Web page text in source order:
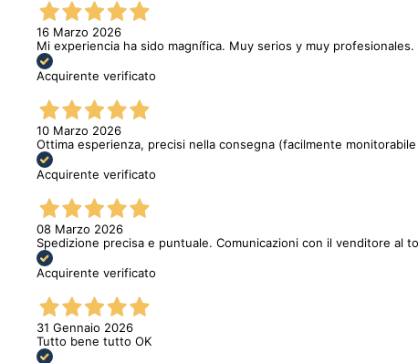
16 Marzo 2026
Mi experiencia ha sido magnífica. Muy serios y muy profesionales.
Acquirente verificato
10 Marzo 2026
Ottima esperienza, precisi nella consegna (facilmente
Acquirente verificato
08 Marzo 2026
Spedizione precisa e puntuale. Comunicazioni con il venditore al
Acquirente verificato
31 Gennaio 2026
Tutto bene tutto OK